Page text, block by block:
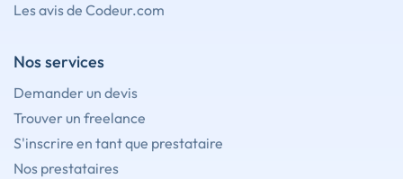
Les avis de Codeur.com
Nos services
Demander un devis
Trouver un freelance
S'inscrire en tant que prestataire
Nos prestataires